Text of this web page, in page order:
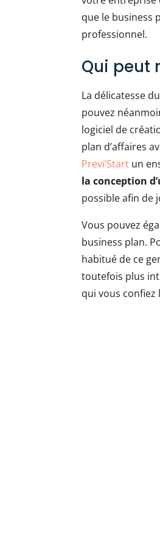
que le business
professionnel.
Qui peut
La délicatesse
pouvez
logiciel de
plan d’affaires
Previ’Start un
la conception
possible afin de
Vous pouvez
business plan.
habitué de ce
toutefois plus
qui vous confiez